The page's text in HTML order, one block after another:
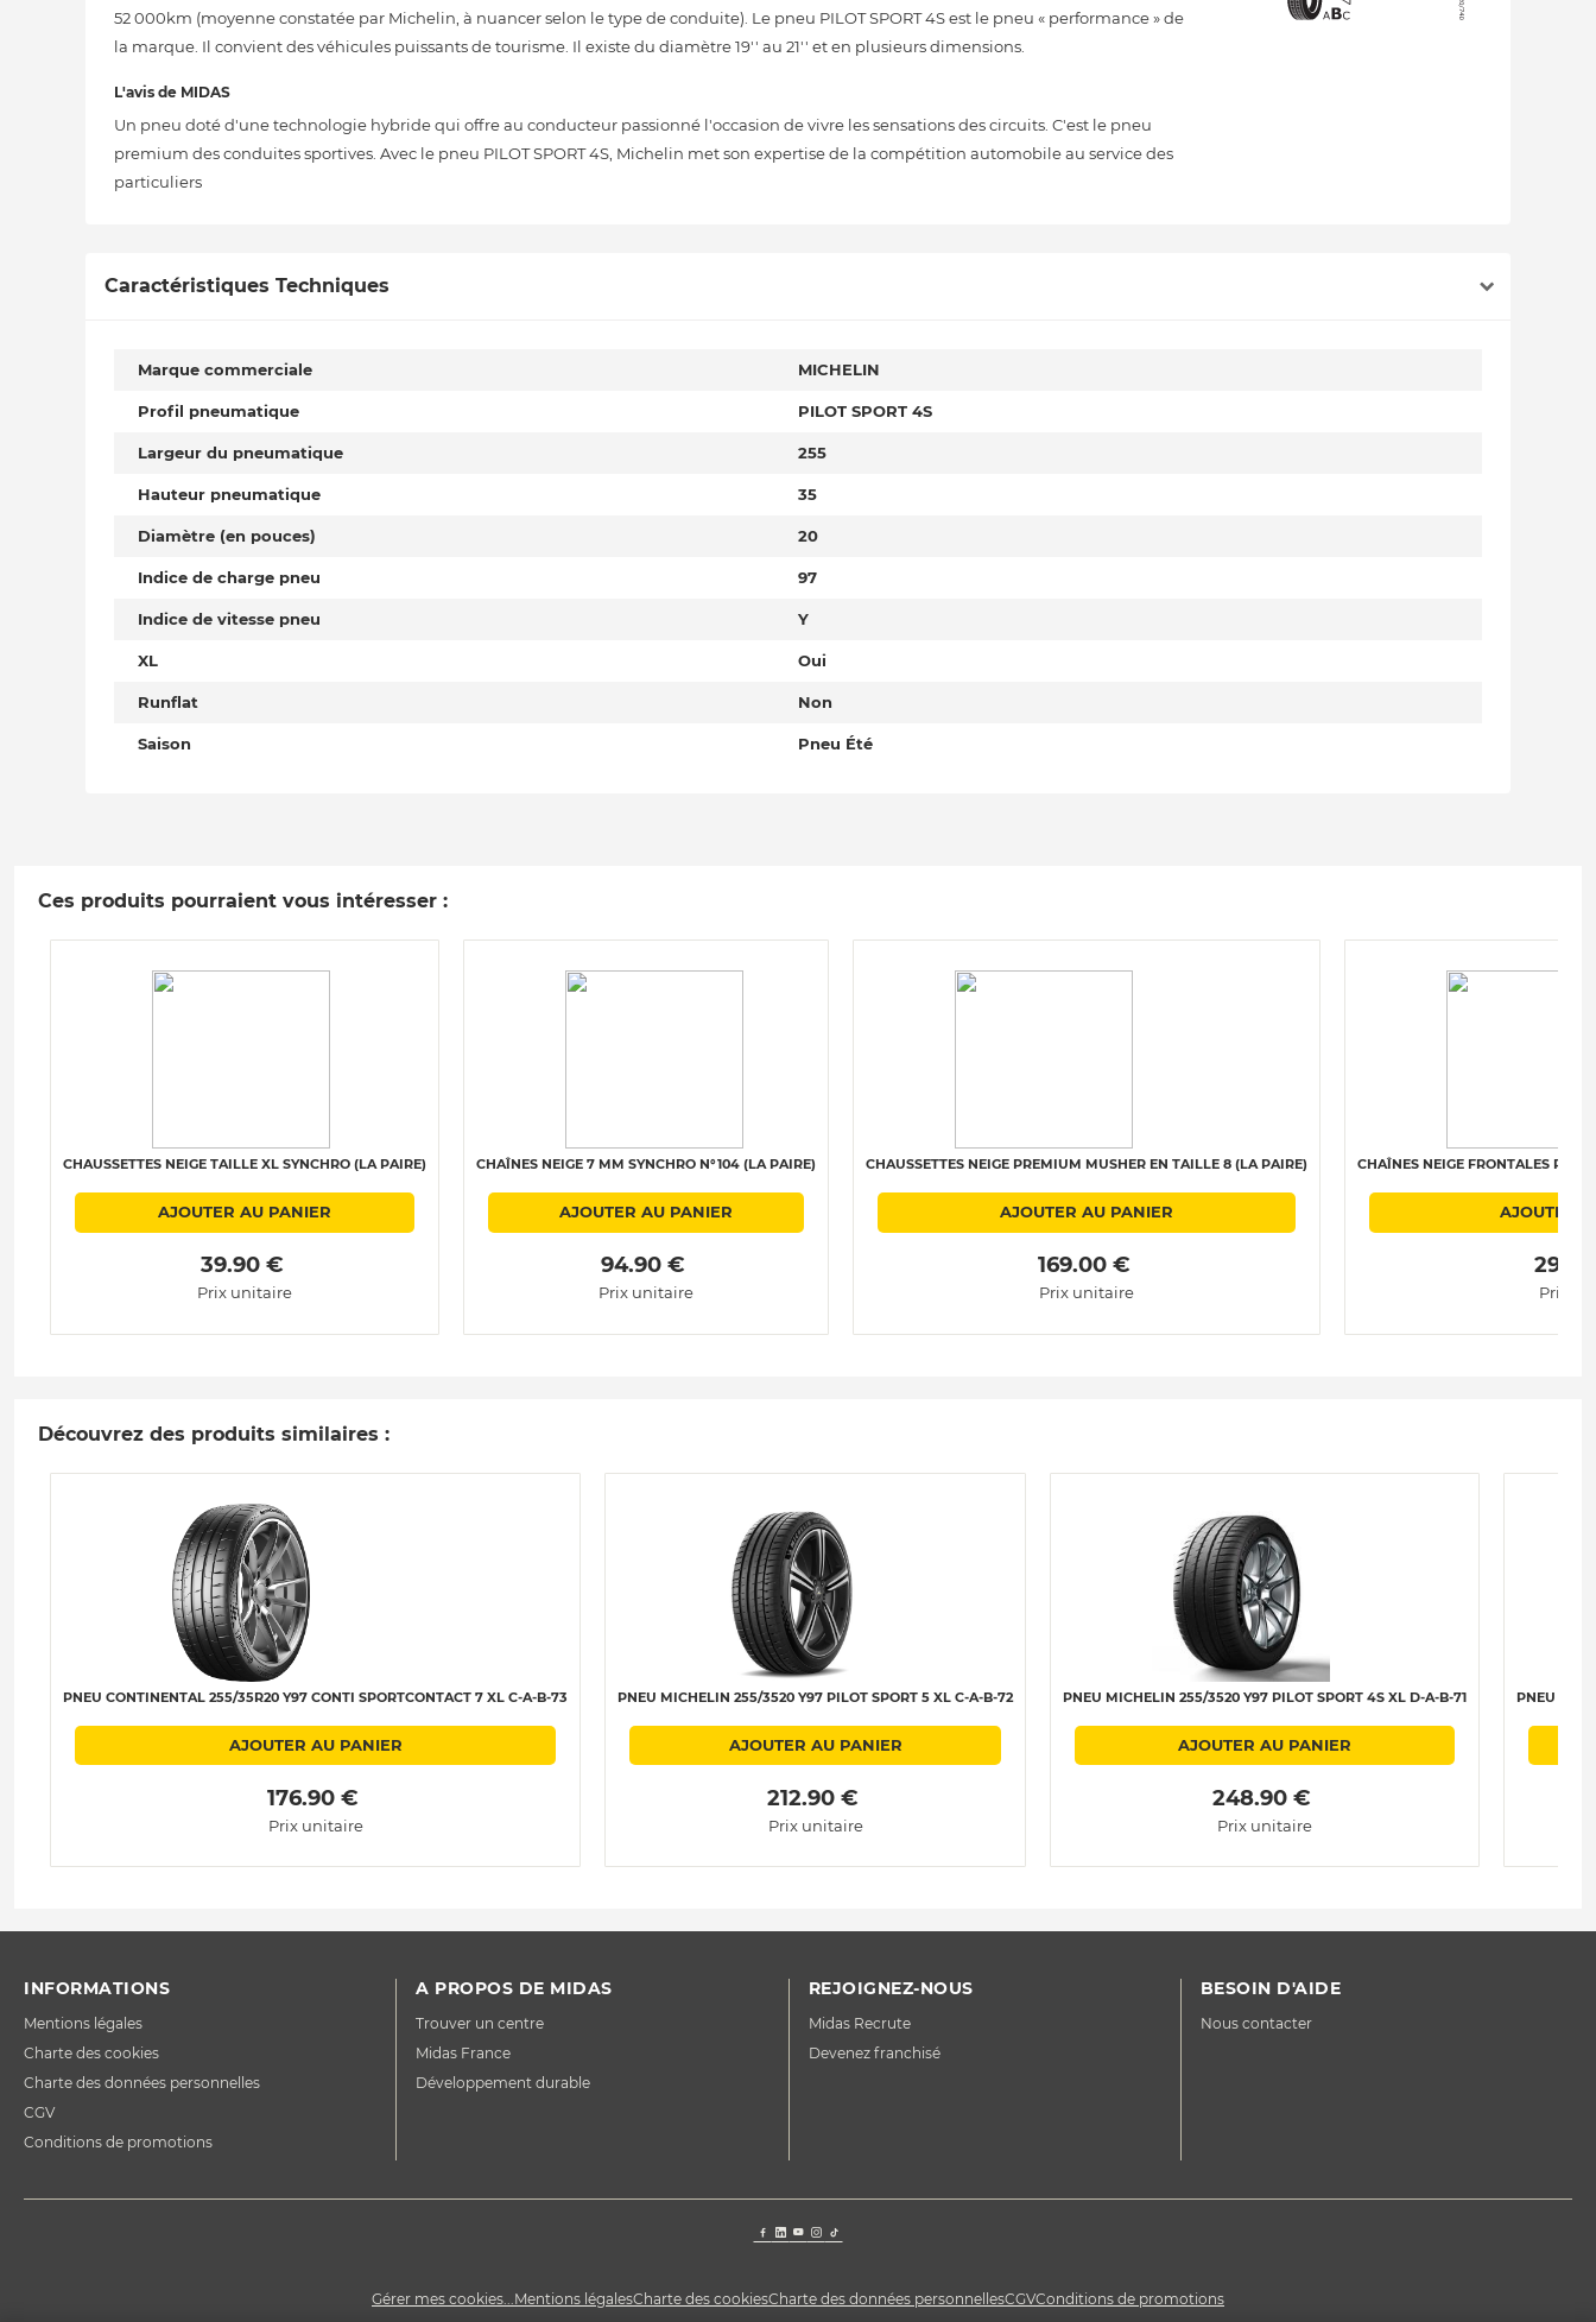
52 000km (moyenne constatée par Michelin, à nuancer selon le type de conduite). Le pneu PILOT SPORT 4S est le pneu « performance » de
la marque. Il convient des véhicules puissants de tourisme. Il existe du diamètre 19'' au 21'' et en plusieurs dimensions.
L'avis de MIDAS
Un pneu doté d'une technologie hybride qui offre au conducteur passionné l'occasion de vivre les sensations des circuits. C'est le pneu
premium des conduites sportives. Avec le pneu PILOT SPORT 4S, Michelin met son expertise de la compétition automobile au service des
particuliers
Caractéristiques Techniques
Marque commerciale MICHELIN
Profil pneumatique PILOT SPORT 4S
Largeur du pneumatique 255
Hauteur pneumatique 35
Diamètre (en pouces) 20
Indice de charge pneu 97
Indice de vitesse pneu Y
XL Oui
Runflat Non
Saison Pneu Été
Ces produits pourraient vous intéresser :
CHAUSSETTES NEIGE TAILLE XL SYNCHRO (LA PAIRE)
AJOUTER AU PANIER
39.90 €
Prix unitaire
CHAÎNES NEIGE 7 MM SYNCHRO N°104 (LA PAIRE)
AJOUTER AU PANIER
94.90 €
Prix unitaire
CHAUSSETTES NEIGE PREMIUM MUSHER EN TAILLE 8 (LA PAIRE)
AJOUTER AU PANIER
169.00 €
Prix unitaire
CHAÎNES NEIGE FRONTALES
AJOUTER
Prix
Découvrez des produits similaires :
PNEU CONTINENTAL 255/35R20 Y97 CONTI SPORTCONTACT 7 XL C-A-B-73
AJOUTER AU PANIER
176.90 €
Prix unitaire
PNEU MICHELIN 255/3520 Y97 PILOT SPORT 5 XL C-A-B-72
AJOUTER AU PANIER
212.90 €
Prix unitaire
PNEU MICHELIN 255/3520 Y97 PILOT SPORT 4S XL D-A-B-71
AJOUTER AU PANIER
248.90 €
Prix unitaire
PNEU
INFORMATIONS
Mentions légales
Charte des cookies
Charte des données personnelles
CGV
Conditions de promotions
A PROPOS DE MIDAS
Trouver un centre
Midas France
Développement durable
REJOIGNEZ-NOUS
Midas Recrute
Devenez franchisé
BESOIN D'AIDE
Nous contacter
Gérer mes cookies...Mentions légalesCharte des cookiesCharte des données personnellesCGVConditions de promotions